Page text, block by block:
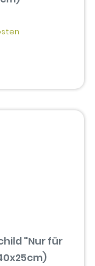
"Nur für